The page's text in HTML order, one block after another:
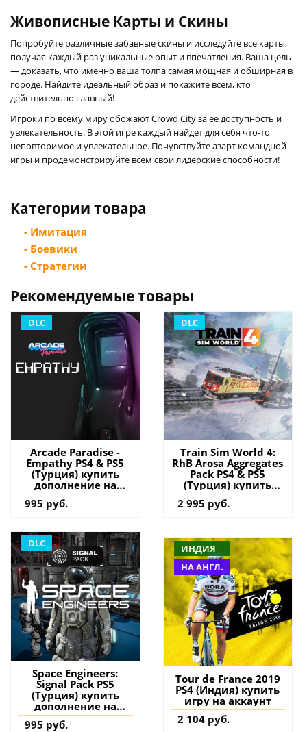
Живописные Карты и Скины
Попробуйте различные забавные скины и исследуйте все карты,
получая каждый раз уникальные опыт и впечатления. Ваша цель
— доказать, что именно ваша толпа самая мощная и обширная в
городе. Найдите идеальный образ и покажите всем, кто
действительно главный!
Игроки по всему миру обожают Crowd City за ее доступность и
увлекательность. В этой игре каждый найдет для себя что-то
неповторимое и увлекательное. Почувствуйте азарт командной
игры и продемонстрируйте всем свои лидерские способности!
Категории товара
- Имитация
- Боевики
- Стратегии
Рекомендуемые товары
DLC
Arcade Paradise -
Empathy PS4 & PS5
(Турция) купить
дополнение на
аккаунт
995 руб.
DLC
Train Sim World 4:
RhB Arosa Aggregates
Pack PS4 & PS5
(Турция) купить
дополнение на
аккаунт
2 995 руб.
DLC
Space Engineers:
Signal Pack PS5
(Турция) купить
дополнение на
аккаунт
995 руб.
ИНДИЯ
НА АНГЛ.
Tour de France 2019
PS4 (Индия) купить
игру на аккаунт
2 104 руб.